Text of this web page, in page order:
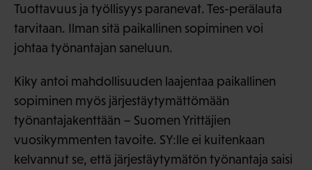
Tuottavuus ja työllisyys paranevat. Tes-perälauta
tarvitaan. Ilman sitä paikallinen sopiminen voi
johtaa työnantajan saneluun.
Kiky antoi mahdollisuuden laajentaa paikallinen
sopiminen myös järjestäytymättömään
työnantajakenttään – Suomen Yrittäjien
vuosikymmenten tavoite. SY:lle ei kuitenkaan
kelvannut se, että järjestäytymätön työnantaja saisi